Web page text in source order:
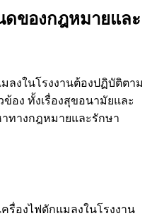
ดของกฎหมายและ
ลงในโรงงานต้องปฏิบัติตาม
อง ทั้งเรื่องสุขอนามัยและ
ทางกฎหมายและรักษา
ครื่องไฟดักแมลงในโรงงาน